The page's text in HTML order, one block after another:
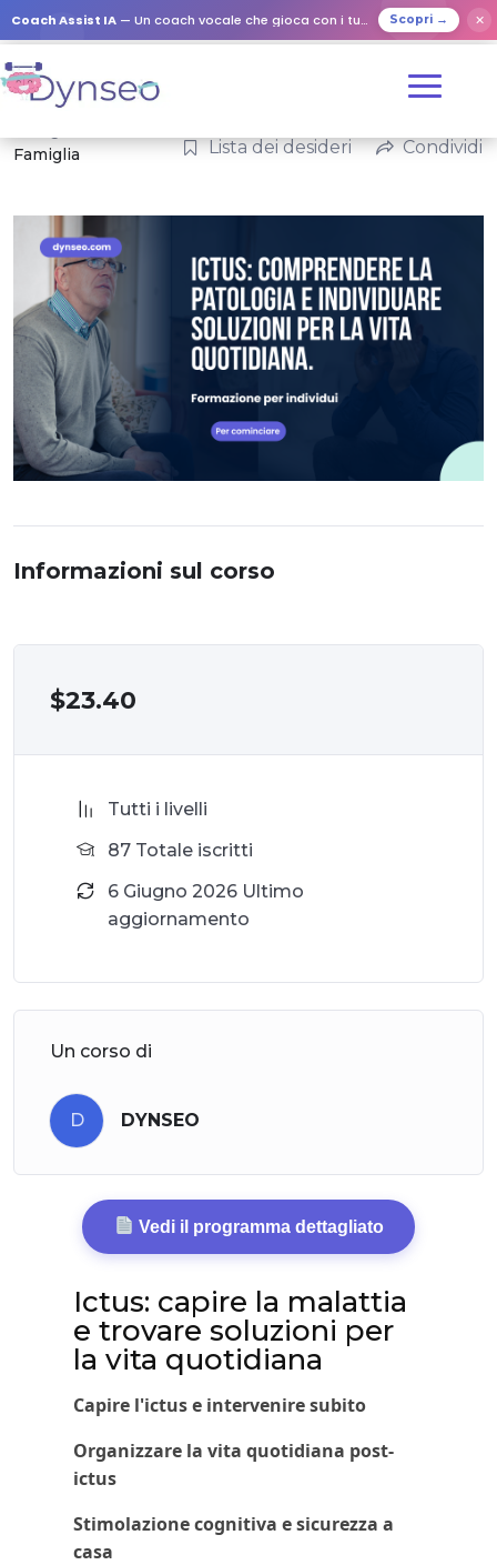
Coach Assist IA — Un coach vocale che gioca con i tuoi cari Scopri → ✕
Famiglia
Lista dei desideri Condividi
Informazioni sul corso
$23.40
Tutti i livelli
87 Totale iscritti
6 Giugno 2026 Ultimo
aggiornamento
Un corso di
D DYNSEO
Vedi il programma dettagliato
Ictus: capire la malattia
e trovare soluzioni per
la vita quotidiana
Capire l'ictus e intervenire subito
Organizzare la vita quotidiana post-
ictus
Stimolazione cognitiva e sicurezza a
casa